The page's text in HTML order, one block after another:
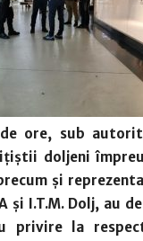
ore, sub
doljeni
și
şi I.T.M. Dolj, au
privire la